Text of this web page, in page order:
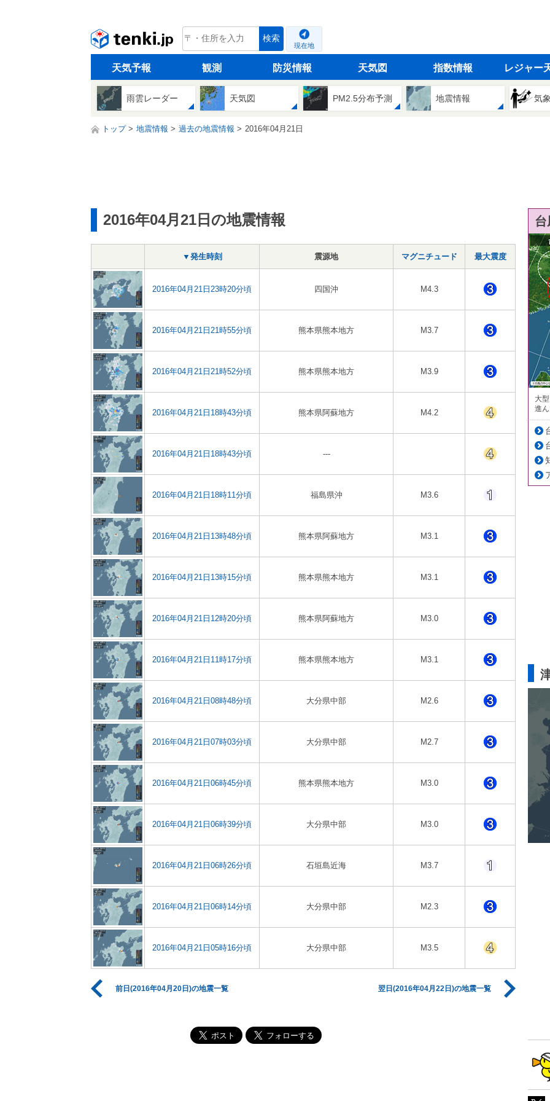
tenki.jp 検索
現在地
天気予報 観測 防災情報 天気図 指数情報 レジャー
雨雲レーダー 天気図 PM2.5分布予測 地震情報 気
トップ 地震情報 過去の地震情報 2016年04月21日
2016年04月21日の地震情報
▼発生時刻 震源地 マグニチュード 最大震度
2016年04月21日23時20分頃 四国沖 M4.3
2016年04月21日21時55分頃 熊本県熊本地方 M3.7
2016年04月21日21時52分頃 熊本県熊本地方 M3.9
2016年04月21日18時43分頃 熊本県阿蘇地方 M4.2
2016年04月21日18時43分頃 ---
2016年04月21日18時11分頃 福島県沖 M3.6
2016年04月21日13時48分頃 熊本県阿蘇地方 M3.1
2016年04月21日13時15分頃 熊本県熊本地方 M3.1
2016年04月21日12時20分頃 熊本県阿蘇地方 M3.0
2016年04月21日11時17分頃 熊本県熊本地方 M3.1
2016年04月21日08時48分頃 大分県中部 M2.6
2016年04月21日07時03分頃 大分県中部 M2.7
2016年04月21日06時45分頃 熊本県熊本地方 M3.0
2016年04月21日06時39分頃 大分県中部 M3.0
2016年04月21日06時26分頃 石垣島近海 M3.7
2016年04月21日06時14分頃 大分県中部 M2.3
2016年04月21日05時16分頃 大分県中部 M3.5
前日(2016年04月20日)の地震一覧 翌日(2016年04月22日)の地震一覧
大
進